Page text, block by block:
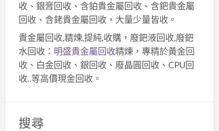
收、銀膏回收、含鉑貴金屬回收、含鈀貴金屬
回收、含銠貴金屬回收，大量少量皆收。
貴金屬回收,精煉,提純,收購，廢鈀液回收,廢鈀
水回收： 明盛貴金屬回收精煉，專精於黃金回
收、白金回收、銀回收、廢晶圓回收、CPU回
收..等高價現金回收。
搜尋